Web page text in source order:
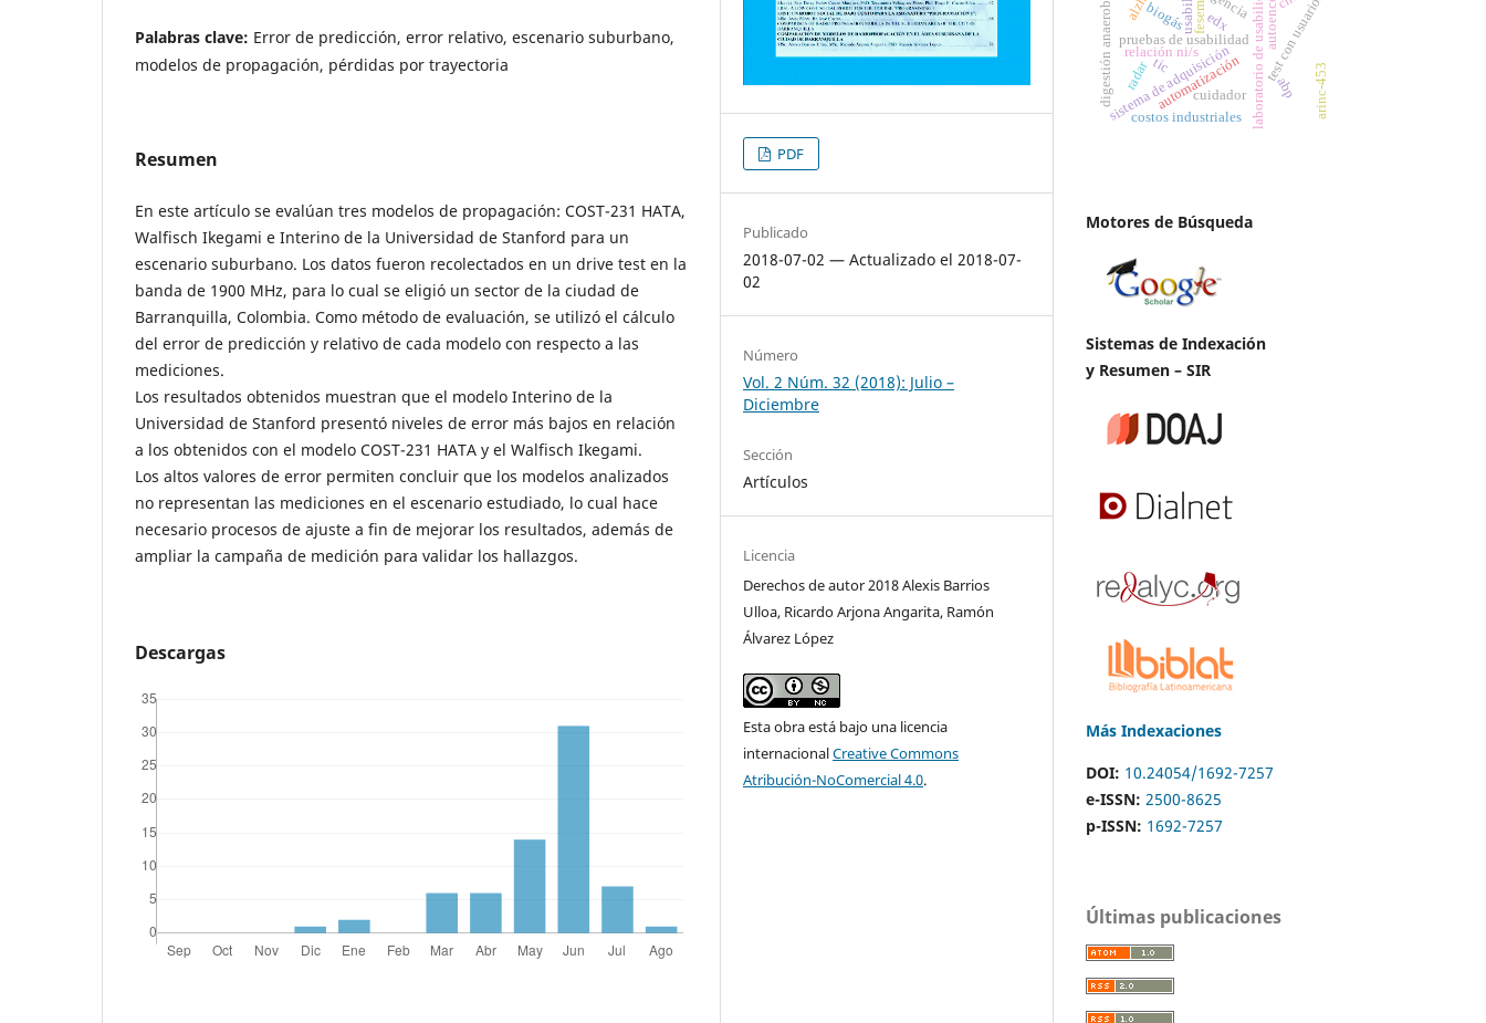
Palabras clave: Error de predicción, error relativo, escenario suburbano,
modelos de propagación, pérdidas por trayectoria
Resumen
En este artículo se evalúan tres modelos de propagación: COST-231 HATA,
Walfisch Ikegami e Interino de la Universidad de Stanford para un
escenario suburbano. Los datos fueron recolectados en un drive test en la
banda de 1900 MHz, para lo cual se eligió un sector de la ciudad de
Barranquilla, Colombia. Como método de evaluación, se utilizó el cálculo
del error de predicción y relativo de cada modelo con respecto a las
mediciones.
Los resultados obtenidos muestran que el modelo Interino de la
Universidad de Stanford presentó niveles de error más bajos en relación
a los obtenidos con el modelo COST-231 HATA y el Walfisch Ikegami.
Los altos valores de error permiten concluir que los modelos analizados
no representan las mediciones en el escenario estudiado, lo cual hace
necesario procesos de ajuste a fin de mejorar los resultados, además de
ampliar la campaña de medición para validar los hallazgos.
Descargas
PDF
Publicado
2018-07-02 — Actualizado el 2018-07-
02
Número
Vol. 2 Núm. 32 (2018): Julio –
Diciembre
Sección
Artículos
Licencia
Derechos de autor 2018 Alexis Barrios
Ulloa, Ricardo Arjona Angarita, Ramón
Álvarez López
Esta obra está bajo una licencia
internacionalCreative Commons
Atribución-NoComercial 4.0.
laboratorio de usabilidad
pruebas de usabilidad test con usuarios
sistema de adquisición
digestión anaerobia automatización
biogás
abp
costos industriales
fesemedx
relación ni/s
cuidador
tic
radar arinc-453
Motores de Búsqueda
Sistemas de Indexación
y Resumen – SIR
Más Indexaciones
DOI: 10.24054/1692-7257
e-ISSN: 2500-8625
p-ISSN: 1692-7257
Últimas publicaciones